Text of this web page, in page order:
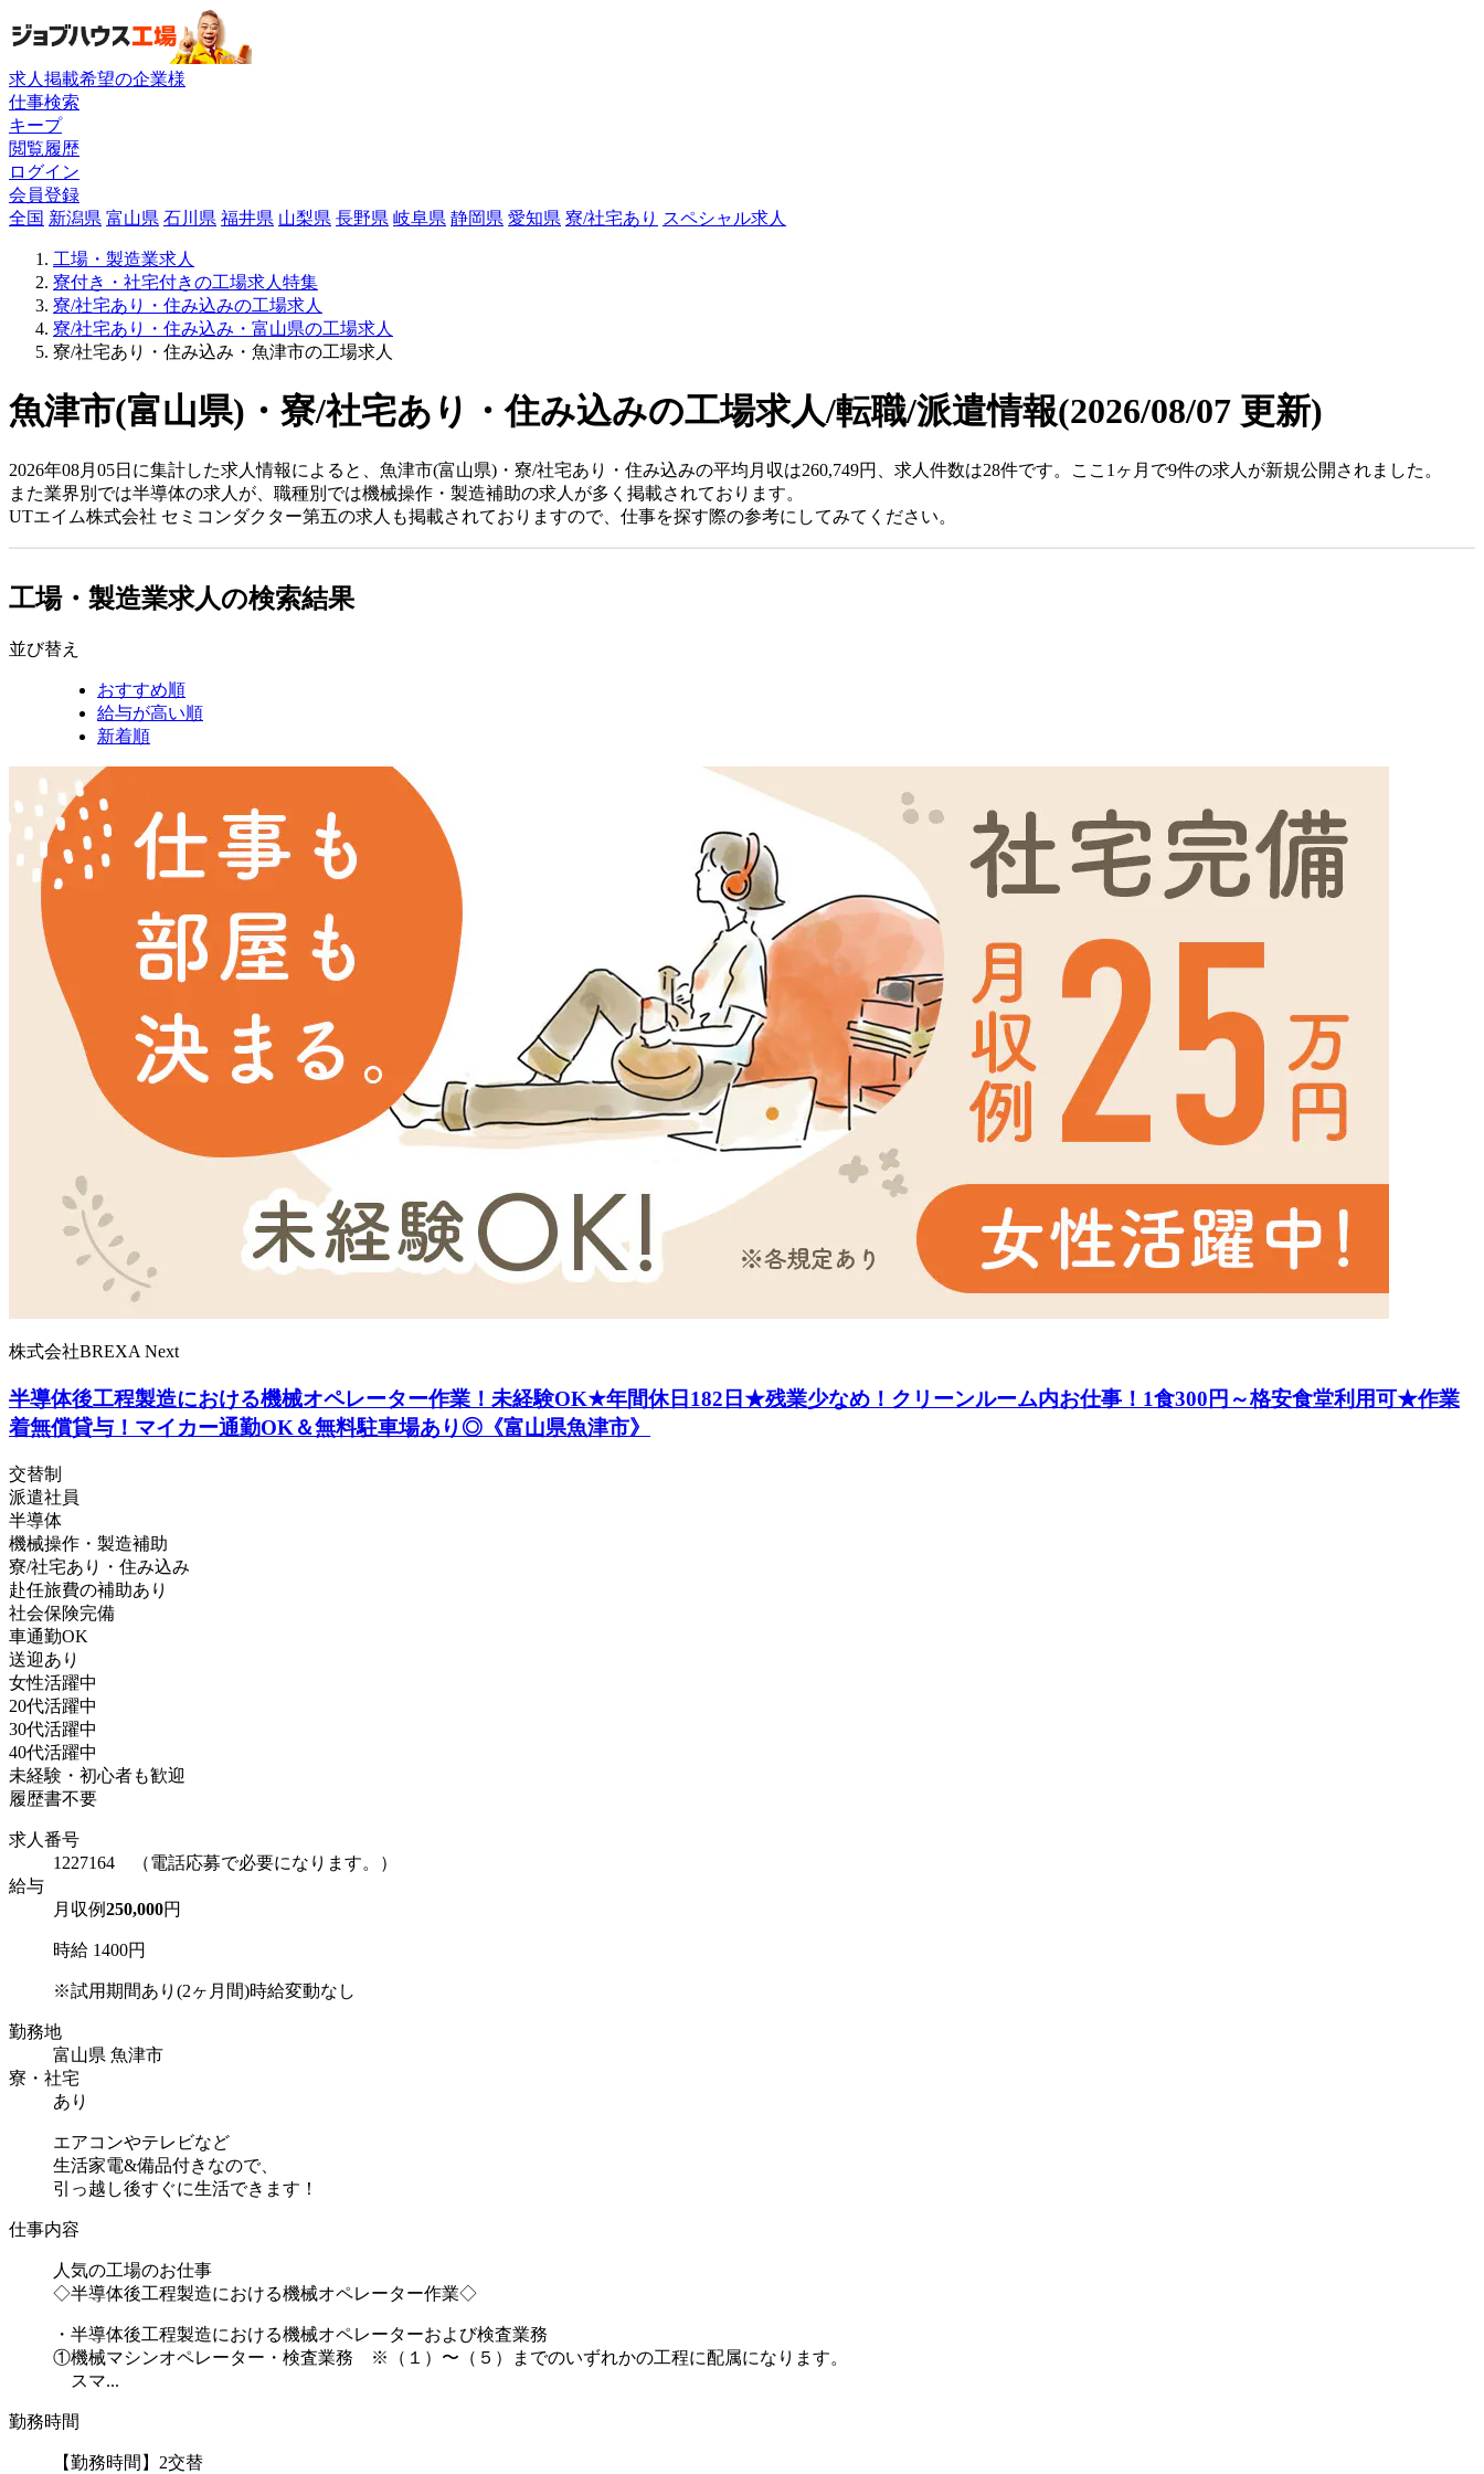
求人掲載希望の企業様
仕事検索
キープ
閲覧履歴
ログイン
会員登録
全国 新潟県 富山県 石川県 福井県 山梨県 長野県 岐阜県 静岡県 愛知県 寮/社宅あり スペシャル求人
工場・製造業求人
寮付き・社宅付きの工場求人特集
寮/社宅あり・住み込みの工場求人
寮/社宅あり・住み込み・富山県の工場求人
寮/社宅あり・住み込み・魚津市の工場求人
魚津市(富山県)・寮/社宅あり・住み込みの工場求人/転職/派遣情報(2026/08/07 更新)
2026年08月05日に集計した求人情報によると、魚津市(富山県)・寮/社宅あり・住み込みの平均月収は260,749円、求人件数は28件です。ここ1ヶ月で9件の求人が新規公開されました。
また業界別では半導体の求人が、職種別では機械操作・製造補助の求人が多く掲載されております。
UTエイム株式会社 セミコンダクター第五の求人も掲載されておりますので、仕事を探す際の参考にしてみてください。
工場・製造業求人の検索結果
並び替え
おすすめ順
給与が高い順
新着順
株式会社BREXA Next
半導体後工程製造における機械オペレーター作業！未経験OK★年間休日182日★残業少なめ！クリーンルーム内お仕事！1食300円～格安食堂利用可★作業
着無償貸与！マイカー通勤OK＆無料駐車場あり◎《富山県魚津市》
交替制
派遣社員
半導体
機械操作・製造補助
寮/社宅あり・住み込み
赴任旅費の補助あり
社会保険完備
車通勤OK
送迎あり
女性活躍中
20代活躍中
30代活躍中
40代活躍中
未経験・初心者も歓迎
履歴書不要
求人番号
1227164 （電話応募で必要になります。）
給与
月収例250,000円
時給 1400円
※試用期間あり(2ヶ月間)時給変動なし
勤務地
富山県 魚津市
寮・社宅
あり
エアコンやテレビなど
生活家電&備品付きなので、
引っ越し後すぐに生活できます！
仕事内容
人気の工場のお仕事
◇半導体後工程製造における機械オペレーター作業◇
・半導体後工程製造における機械オペレーターおよび検査業務
①機械マシンオペレーター・検査業務 ※（１）〜（５）までのいずれかの⼯程に配属になります。
スマ...
勤務時間
【勤務時間】2交替